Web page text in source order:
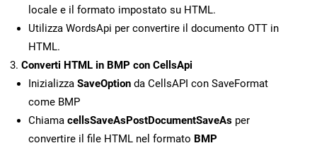
locale e il formato impostato su HTML.
Utilizza WordsApi per convertire il documento OTT in
HTML.
Converti HTML in BMP con CellsApi
Inizializza SaveOption da CellsAPI con SaveFormat
come BMP
Chiama cellsSaveAsPostDocumentSaveAs per
convertire il file HTML nel formato BMP